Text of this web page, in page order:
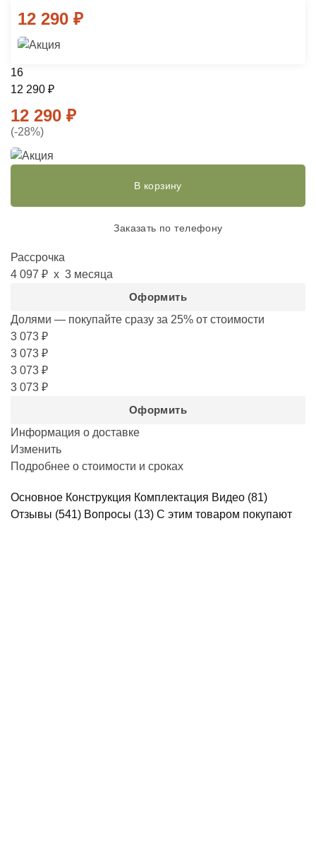
12 290 ₽
16
12 290 ₽
12 290 ₽
(-28%)
В корзину
Заказать по телефону
Рассрочка
4 097 ₽ х 3 месяца
Оформить
Долями — покупайте сразу за 25% от стоимости
3 073 ₽
3 073 ₽
3 073 ₽
3 073 ₽
Оформить
Информация о доставке
Изменить
Подробнее о стоимости и сроках
Основное Конструкция Комплектация Видео (81)
Отзывы (541) Вопросы (13) С этим товаром покупают